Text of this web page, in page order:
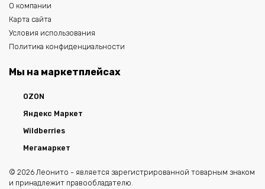
О компании
Карта сайта
Условия использования
Политика конфиденциальности
Мы на маркетплейсах
OZON
Яндекс Маркет
Wildberries
Мегамаркет
© 2026 Леонито - является зарегистрированной товарным знаком
и принадлежит правообладателю.